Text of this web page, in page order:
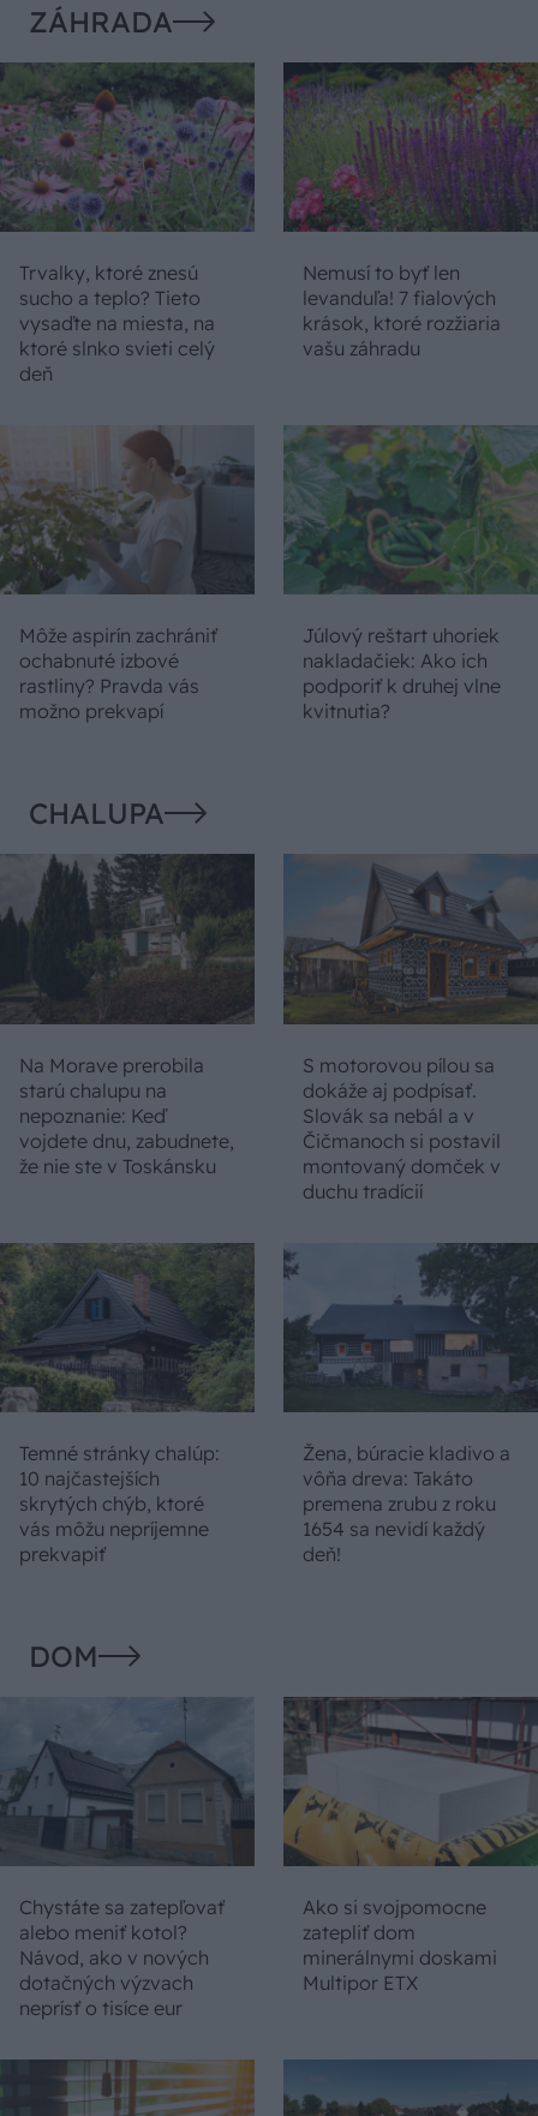
ZÁHRADA
Trvalky, ktoré znesú
sucho a teplo? Tieto
vysaďte na miesta, na
ktoré slnko svieti celý
deň
Nemusí to byť len
levanduľa! 7 fialových
krások, ktoré rozžiaria
vašu záhradu
Môže aspirín zachrániť
ochabnuté izbové
rastliny? Pravda vás
možno prekvapí
Júlový reštart uhoriek
nakladačiek: Ako ich
podporiť k druhej vlne
kvitnutia?
CHALUPA
Na Morave prerobila
starú chalupu na
nepoznanie: Keď
vojdete dnu, zabudnete,
že nie ste v Toskánsku
S motorovou pílou sa
dokáže aj podpísať.
Slovák sa nebál a v
Čičmanoch si postavil
montovaný domček v
duchu tradícií
Temné stránky chalúp:
10 najčastejších
skrytých chýb, ktoré
vás môžu nepríjemne
prekvapiť
Žena, búracie kladivo a
vôňa dreva: Takáto
premena zrubu z roku
1654 sa nevidí každý
deň!
DOM
Chystáte sa zatepľovať
alebo meniť kotol?
Návod, ako v nových
dotačných výzvach
neprísť o tisíce eur
Ako si svojpomocne
zatepliť dom
minerálnymi doskami
Multipor ETX